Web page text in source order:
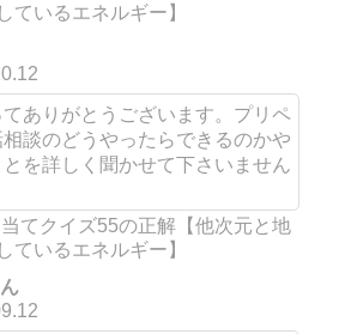
ているエネルギー】
ありがとうございます。プリペ
談のどうやったらできるのかや
を詳しく聞かせて下さいません
てクイズ55の正解【他次元と地
ているエネルギー】